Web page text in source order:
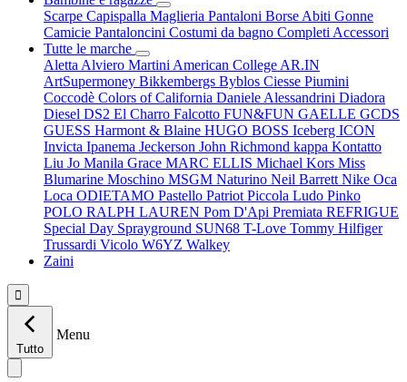
Scarpe Capispalla Maglieria Pantaloni Borse Abiti Gonne
Camicie Pantaloncini Costumi da bagno Completi Accessori
Tutte le marche
Aletta Alviero Martini American College AR.IN
ArtSupermoney Bikkembergs Byblos Ciesse Piumini
Coccodè Colors of California Daniele Alessandrini Diadora
Diesel DS2 El Charro Falcotto FUN&FUN GAELLE GCDS
GUESS Harmont & Blaine HUGO BOSS Iceberg ICON
Invicta Ipanema Jeckerson John Richmond kappa Kontatto
Liu Jo Manila Grace MARC ELLIS Michael Kors Miss
Blumarine Moschino MSGM Naturino Neil Barrett Nike Oca
Loca ODIETAMO Pastello Patriot Piccola Ludo Pinko
POLO RALPH LAUREN Pom D'Api Premiata REFRIGUE
Special Day Sprayground SUN68 T-Love Tommy Hilfiger
Trussardi Vicolo W6YZ Walkey
Zaini

Tutto
Menu